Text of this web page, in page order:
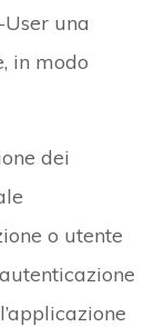
una
in modo
dei
o utente